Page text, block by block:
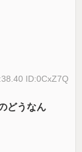
ID:0CxZ7Q
どうなん